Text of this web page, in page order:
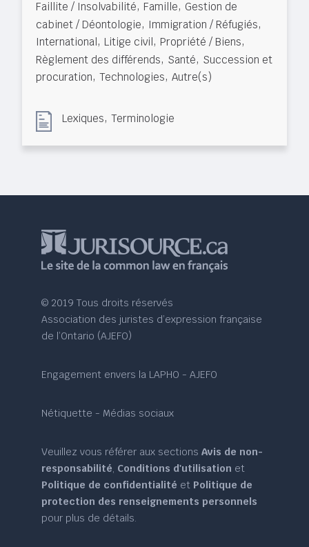
Faillite / Insolvabilité, Famille, Gestion de
cabinet / Déontologie, Immigration / Réfugiés,
International, Litige civil, Propriété / Biens,
Règlement des différends, Santé, Succession et
procuration,Technologies,Autre(s)
Lexiques,Terminologie
© 2019 Tous droits réservés
Association des juristes d’expression française
de l’Ontario (AJEFO)
Engagement envers la LAPHO - AJEFO
Nétiquette - Médias sociaux
Veuillez vous référer aux sectionsAvis de non-
responsabilité, Conditions d'utilisation et
Politique de confidentialité et Politique de
protection des renseignements personnels
pour plus de détails.